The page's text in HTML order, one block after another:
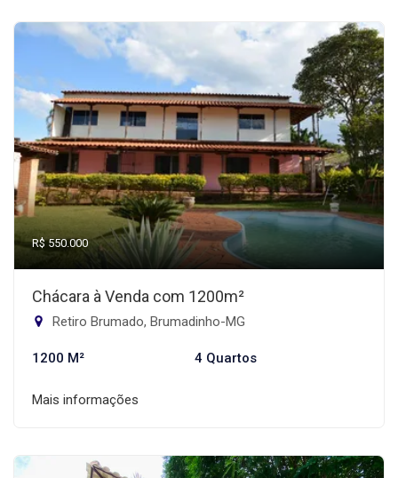
R$ 550.000
Chácara à Venda com 1200m²
Retiro Brumado, Brumadinho-MG
1200 M² 4 Quartos
Mais informações